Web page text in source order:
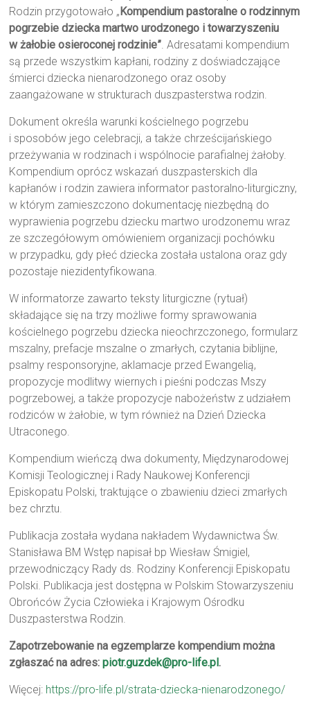
Rodzin przygotowało „Kompendium pastoralne o rodzinnym
pogrzebie dziecka martwo urodzonego i towarzyszeniu
w żałobie osieroconej rodzinie”. Adresatami kompendium
są przede wszystkim kapłani, rodziny z doświadczające
śmierci dziecka nienarodzonego oraz osoby
zaangażowane w strukturach duszpasterstwa rodzin.
Dokument określa warunki kościelnego pogrzebu
i sposobów jego celebracji, a także chrześcijańskiego
przeżywania w rodzinach i wspólnocie parafialnej żałoby.
Kompendium oprócz wskazań duszpasterskich dla
kapłanów i rodzin zawiera informator pastoralno-liturgiczny,
w którym zamieszczono dokumentację niezbędną do
wyprawienia pogrzebu dziecku martwo urodzonemu wraz
ze szczegółowym omówieniem organizacji pochówku
w przypadku, gdy płeć dziecka została ustalona oraz gdy
pozostaje niezidentyfikowana.
W informatorze zawarto teksty liturgiczne (rytuał)
składające się na trzy możliwe formy sprawowania
kościelnego pogrzebu dziecka nieochrzczonego, formularz
mszalny, prefacje mszalne o zmarłych, czytania biblijne,
psalmy responsoryjne, aklamacje przed Ewangelią,
propozycje modlitwy wiernych i pieśni podczas Mszy
pogrzebowej, a także propozycje nabożeństw z udziałem
rodziców w żałobie, w tym również na Dzień Dziecka
Utraconego.
Kompendium wieńczą dwa dokumenty, Międzynarodowej
Komisji Teologicznej i Rady Naukowej Konferencji
Episkopatu Polski, traktujące o zbawieniu dzieci zmarłych
bez chrztu.
Publikacja została wydana nakładem Wydawnictwa Św.
Stanisława BM Wstęp napisał bp Wiesław Śmigiel,
przewodniczący Rady ds. Rodziny Konferencji Episkopatu
Polski. Publikacja jest dostępna w Polskim Stowarzyszeniu
Obrońców Życia Człowieka i Krajowym Ośrodku
Duszpasterstwa Rodzin.
Zapotrzebowanie na egzemplarze kompendium można
zgłaszać na adres:piotr.guzdek@pro-life.pl.
Więcej: https://pro-life.pl/strata-dziecka-nienarodzonego/